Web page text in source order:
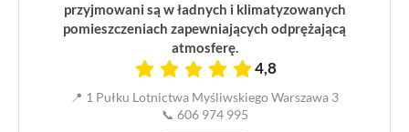
przyjmowani są w ładnych i klimatyzowanych
pomieszczeniach zapewniających odprężającą
atmosferę.
4,8
📍 1 Pułku Lotnictwa Myśliwskiego Warszawa 3
📞 606 974 995